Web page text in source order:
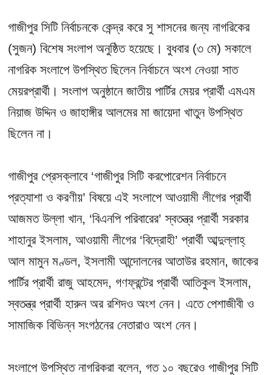
গাজীপুর সিটি নির্বাচনকে কেন্দ্র করে সু শাসনের জন্য নাগরিকের
(সুজন) বিশেষ সংলাপ অনুষ্ঠিত হয়েছে। বুধবার (৩ মে) সকালে
নাগরিক সংলাপে উপস্থিত ছিলেন নির্বাচনে অংশ নেওয়া সাত
মেয়রপ্রার্থী। সংলাপ অনুষ্ঠানে জাতীয় পার্টির মেয়র প্রার্থী এমএম
নিয়াজ উদ্দিন ও জাহাঙ্গীর আলমের মা জায়েদা খাতুন উপস্থিত
ছিলেন না।
গাজীপুর প্রেসক্লাবে ‘গাজীপুর সিটি করপোরেশন নির্বাচনে
প্রত্যাশা ও করণীয়’ বিষয়ে এই সংলাপে আওয়ামী লীগের প্রার্থী
আজমত উল্লা খান, ‘বিএনপি পরিবারের’ স্বতন্ত্র প্রার্থী সরকার
শাহানুর ইসলাম, আওয়ামী লীগের ‘বিদ্রোহী’ প্রার্থী আব্দুল্লাহ্
আল মামুন মণ্ডল, ইসলামী আন্দোলনের আতাউর রহমান, জাকের
পার্টির প্রার্থী রাজু আহমেদ, গণফ্রন্টের প্রার্থী আতিকুল ইসলাম,
স্বতন্ত্র প্রার্থী হারুন অর রশিদও অংশ নেন। এতে পেশাজীবী ও
সামাজিক বিভিন্ন সংগঠনের নেতারাও অংশ নেন।
সংলাপে উপস্থিত নাগরিকরা বলেন, গত ১০ বছরেও গাজীপুর সিটি